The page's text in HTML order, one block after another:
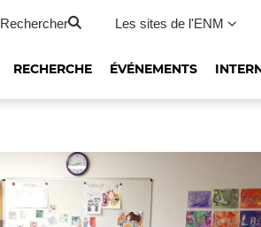
Rechercher Les sites de l'ENM
RECHERCHE ÉVÉNEMENTS